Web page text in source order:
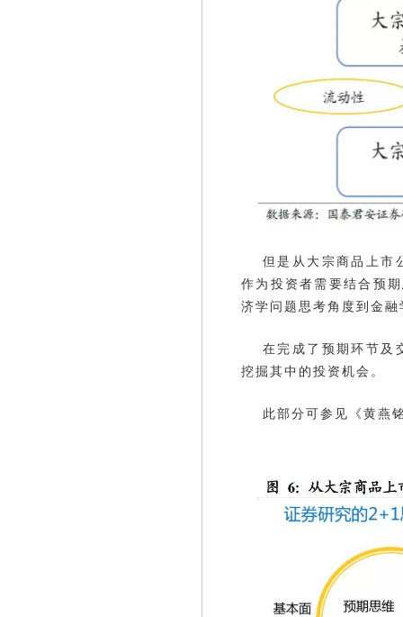
但是从大宗商品上市
作为投资者需要结合预
济学问题思考角度到金
在完成了预期环节及
挖掘其中的投资机会。
此部分可参见《黄燕